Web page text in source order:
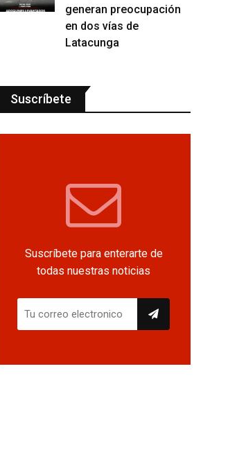
generan preocupación
en dos vías de
Latacunga
Suscríbete
Suscríbete para enterarte de
todas nuestras noticias